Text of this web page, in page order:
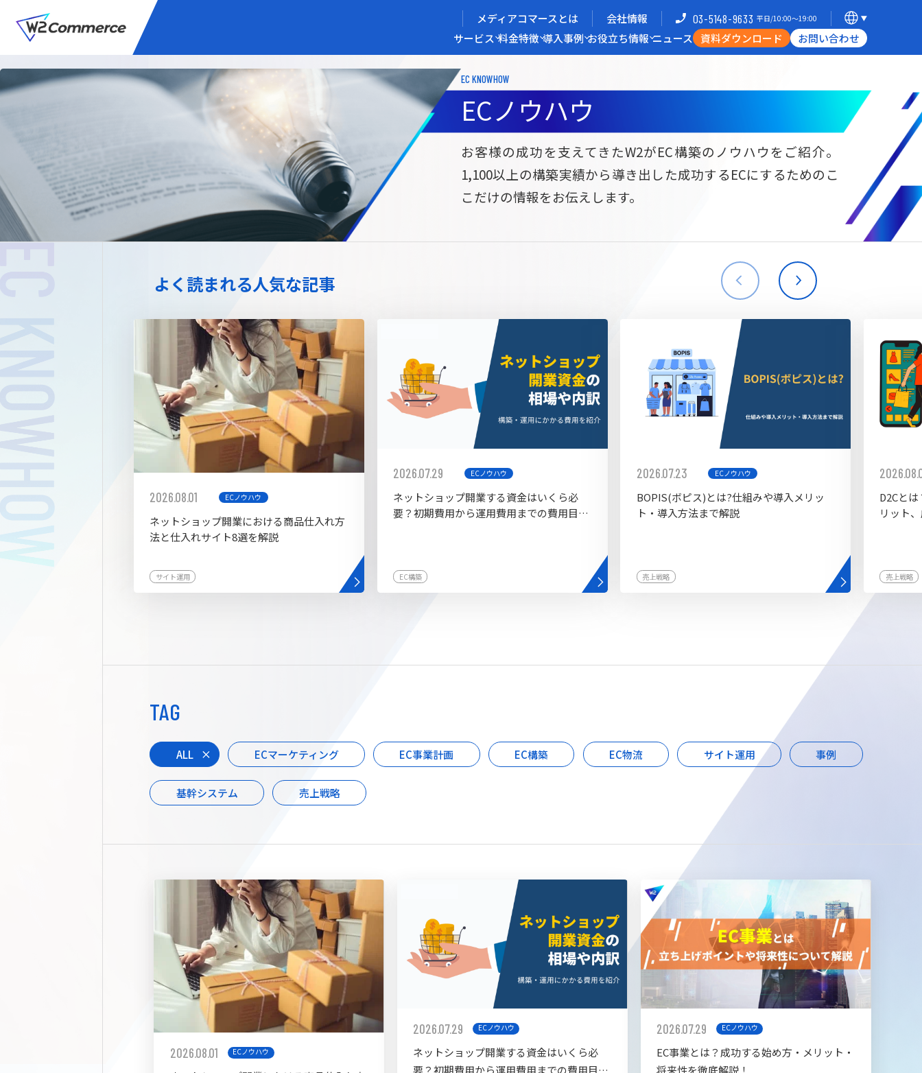
メディアコマースとは 会社情報 03-5148-9633 平日/10:00〜19:00
サービス 料金特徴 導入事例 お役立ち情報 ニュース 資料ダウンロード お問い合わせ
メディアコマースを実現する
サービス
BtoC向けECサイト構築
W2Commerce
Unified
サブスク/定期通販ECサイト構築
Commerce
BtoB向けECサイト構築
W2Commerce
海外進出・現地ECサイト構築
拡張プラグイン一覧 AIカスタマイズ開発 AI buddy
メディアコマースとは 選ばれる理由 開発力/支援体制
導入企業インタビュー
お役立ち資料
EC KNOWHOW
ECノウハウ
お客様の成功を支えてきたW2がEC構築のノウハウをご紹介。
1,100以上の構築実績から導き出した成功するECにするためのこ
こだけの情報をお伝えします。
よく読まれる人気な記事
2026.08.01 ECノウハウ
ネットショップ開業における商品仕入れ方
法と仕入れサイト8選を解説
サイト運用
2026.07.29 ECノウハウ
ネットショップ開業する資金はいくら必
要？初期費用から運用費用までの費用目安
EC構築
2026.07.23 ECノウハウ
BOPIS(ボピス)とは?仕組みや導入メリッ
ト・導入方法まで解説
売上戦略
D2Cと
リット
売上戦略
TAG
ALL ECマーケティング EC事業計画 EC構築 EC物流 サイト運用 事例
基幹システム 売上戦略
2026.08.01 ECノウハウ
2026.07.29 ECノウハウ
ネットショップ開業する資金はいくら必
要？初期費用から運用費用までの費用目安
2026.07.29 ECノウハウ
EC事業とは？成功する始め方・メリット・
将来性を徹底解説！